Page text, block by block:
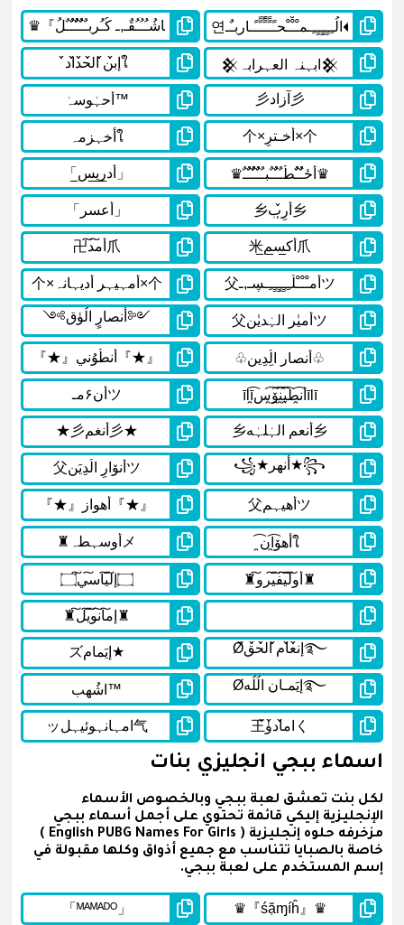
اسماء ببجي انجليزي بنات
لكل بنت تعشق لعبة ببجي وبالخصوص الأسماء
الإنجليزية إليكي قائمة تحتوي على أجمل أسماء ببجي
مزخرفه حلوه إنجليزية ( English PUBG Names For Girls )
خاصة بالصبايا تتناسب مع جميع أذواق وكلها مقبولة في
إسم المستخدم على لعبة ببجي.